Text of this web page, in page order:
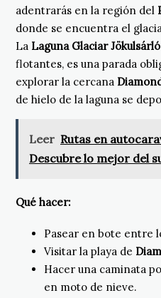
adentrarás en la región del
donde se encuentra el
La Laguna Glaciar
flotantes, es una parada
explorar la cercana
de hielo de la laguna se
Leer Rutas en
Descubre lo mejor del
Qué hacer:
Pasear en bote entre
Visitar la playa de
Hacer una caminata
en moto de nieve.